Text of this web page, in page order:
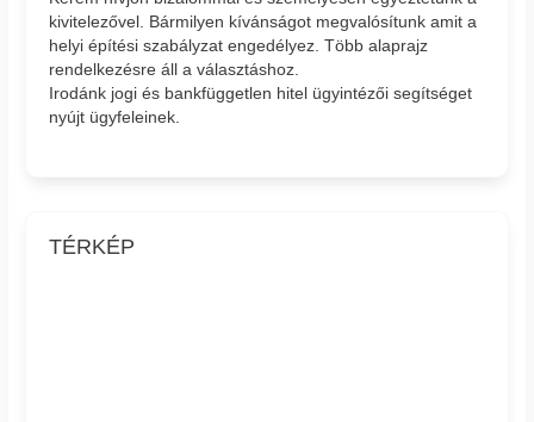
kivitelezővel. Bármilyen kívánságot megvalósítunk amit a
helyi építési szabályzat engedélyez. Több alaprajz
rendelkezésre áll a választáshoz.
Irodánk jogi és bankfüggetlen hitel ügyintézői segítséget
nyújt ügyfeleinek.
TÉRKÉP